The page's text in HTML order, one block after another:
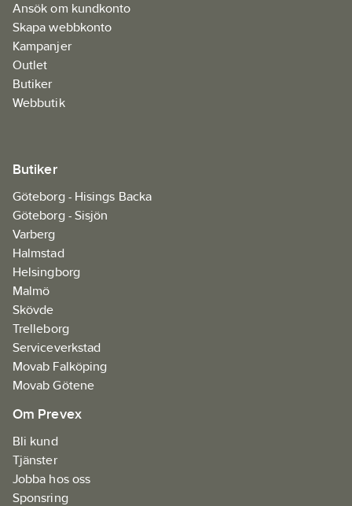
Ansök om kundkonto
Skapa webbkonto
Kampanjer
Outlet
Butiker
Webbutik
Butiker
Göteborg - Hisings Backa
Göteborg - Sisjön
Varberg
Halmstad
Helsingborg
Malmö
Skövde
Trelleborg
Serviceverkstad
Movab Falköping
Movab Götene
Om Prevex
Bli kund
Tjänster
Jobba hos oss
Sponsring